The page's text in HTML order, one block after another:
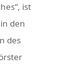
ist
den
des